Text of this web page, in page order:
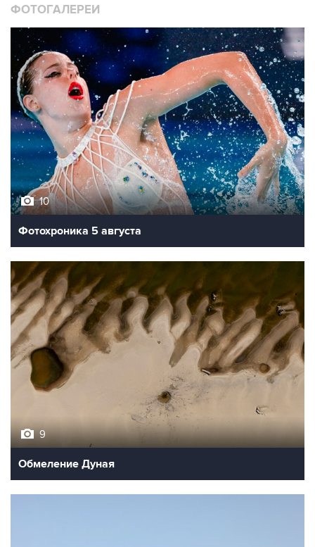
10
Фотохроника 5 августа
Обмеление Дуная